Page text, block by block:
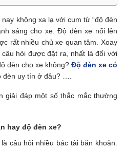
không xa lạ với cụm từ “độ đèn
sáng cho xe. Độ đèn xe nổi lên
rất nhiều chủ xe quan tâm. Xoay
hỏi được đặt ra, nhất là đối với
đèn cho xe không? Độ đèn xe có
đèn uy tín ở đâu? ….
giải đáp một số thắc mắc thường
hay độ đèn xe?
câu hỏi nhiều bác tài băn khoăn.